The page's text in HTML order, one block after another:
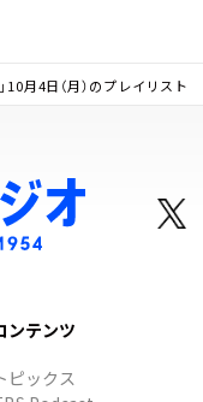
10月4日（月）のプレイリスト
ンテンツ
ピックス